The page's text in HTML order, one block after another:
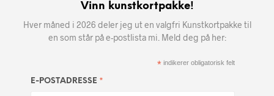
Vinn kunstkortpakke!
Hver måned i 2026 deler jeg ut en valgfri Kunstkortpakke til
en som står på e-postlista mi. Meld deg på her:
* indikerer obligatorisk felt
E-POSTADRESSE *